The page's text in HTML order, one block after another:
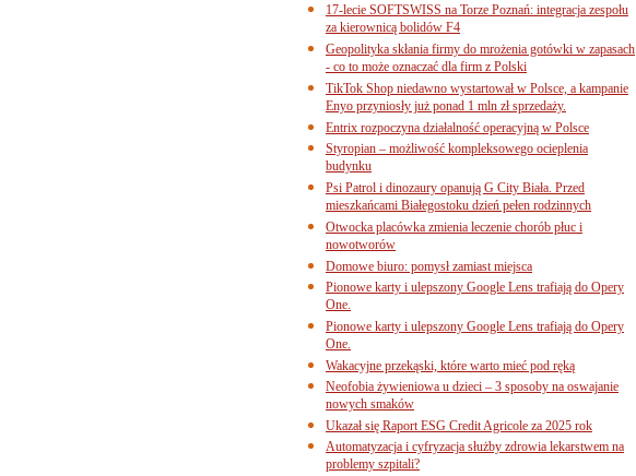
17-lecie SOFTSWISS na Torze Poznań: integracja zespołu
za kierownicą bolidów F4
Geopolityka skłania firmy do mrożenia gotówki w zapasach
- co to może oznaczać dla firm z Polski
TikTok Shop niedawno wystartował w Polsce, a kampanie
Enyo przyniosły już ponad 1 mln zł sprzedaży.
Entrix rozpoczyna działalność operacyjną w Polsce
Styropian – możliwość kompleksowego ocieplenia
budynku
Psi Patrol i dinozaury opanują G City Biała. Przed
mieszkańcami Białegostoku dzień pełen rodzinnych
Otwocka placówka zmienia leczenie chorób płuc i
nowotworów
Domowe biuro: pomysł zamiast miejsca
Pionowe karty i ulepszony Google Lens trafiają do Opery
One.
Pionowe karty i ulepszony Google Lens trafiają do Opery
One.
Wakacyjne przekąski, które warto mieć pod ręką
Neofobia żywieniowa u dzieci – 3 sposoby na oswajanie
nowych smaków
Ukazał się Raport ESG Credit Agricole za 2025 rok
Automatyzacja i cyfryzacja służby zdrowia lekarstwem na
problemy szpitali?